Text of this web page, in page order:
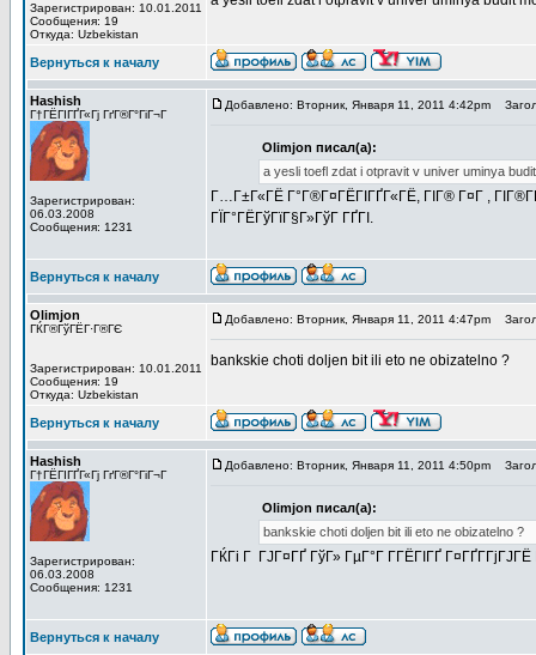
Зарегистрирован: 10.01.2011
Сообщения: 19
Откуда: Uzbekistan
Вернуться к началу
Hashish
Г†ГЁГІГҐГ«Гј ГґГ®Г°ГіГ¬Г
Зарегистрирован:
06.03.2008
Сообщения: 1231
Добавлено: Вторник, Января 11, 2011 4:42pm
Olimjon писал(а):
a yesli toefl zdat i otpravit v univer uminya
Г…Г±Г«ГЁ Г°Г®Г¤ГЁГІГҐГ«ГЁ, ГІГ® Г¤Г ,
ГЇГ°ГЁГўГїГ§Г»ГўГ ГҐГІ.
Вернуться к началу
Olimjon
ГЌГ®ГўГЁГ·Г®ГЄ
Зарегистрирован: 10.01.2011
Сообщения: 19
Откуда: Uzbekistan
Добавлено: Вторник, Января 11, 2011 4:47pm
bankskie choti doljen bit ili eto ne obizatelno ?
Вернуться к началу
Hashish
Г†ГЁГІГҐГ«Гј ГґГ®Г°ГіГ¬Г
Зарегистрирован:
06.03.2008
Сообщения: 1231
Добавлено: Вторник, Января 11, 2011 4:50pm
Olimjon писал(а):
bankskie choti doljen bit ili eto ne obizatelno ?
ГЌГі Г ГЈГ¤ГҐ ГўГ» ГµГ°Г Г­ГЁГІГҐ
Вернуться к началу